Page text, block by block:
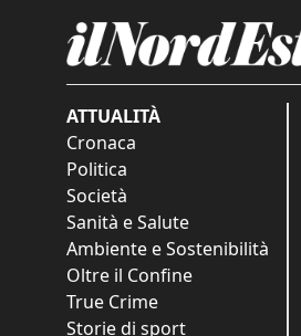
ATTUALITÀ
Cronaca
Politica
Società
Sanità e Salute
Ambiente e Sostenibilità
Oltre il Confine
True Crime
Storie di sport